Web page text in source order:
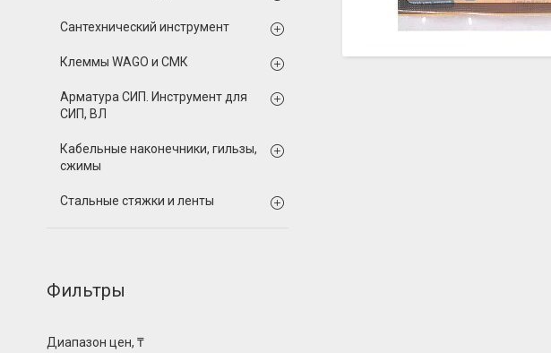
Сантехнический инструмент
Клеммы WAGO и СМК
Арматура СИП. Инструмент для
СИП, ВЛ
Кабельные наконечники, гильзы,
сжимы
Стальные стяжки и ленты
Фильтры
Диапазон цен, ₸